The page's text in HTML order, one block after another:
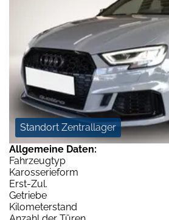
Standort Zentrallager
Allgemeine Daten:
Fahrzeugtyp
Karosserieform
Erst-Zul.
Getriebe
Kilometerstand